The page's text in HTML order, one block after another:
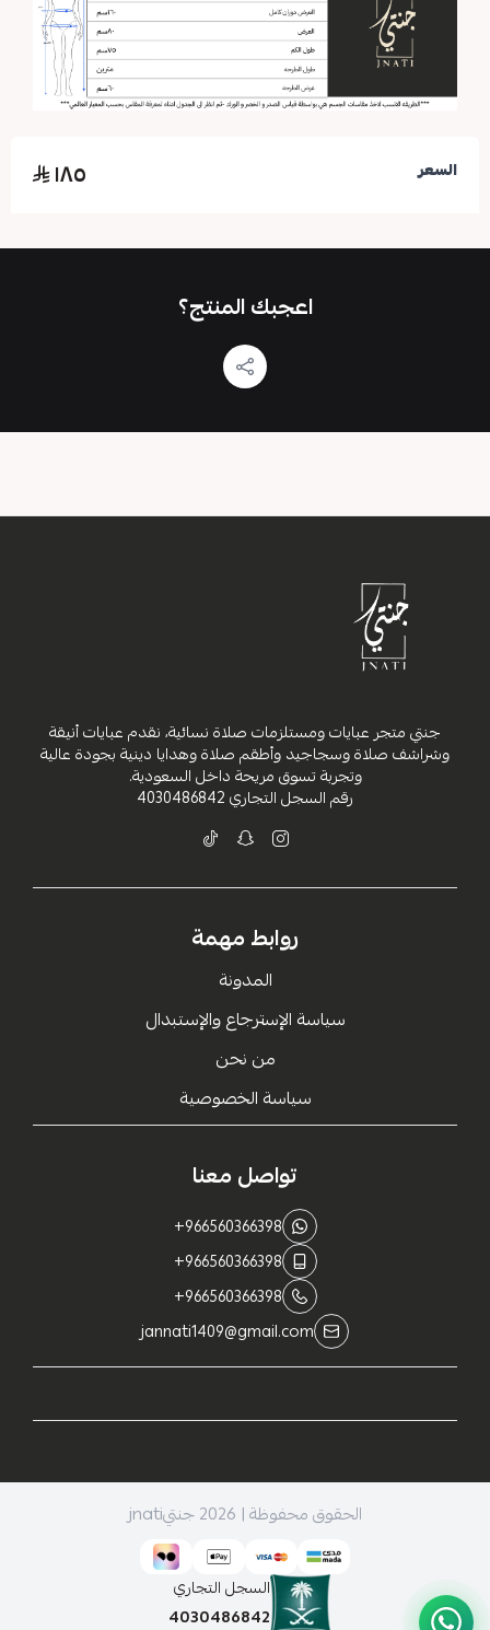
السعر ١٨٥
اعجبك المنتج؟
جنتي متجر عبايات ومستلزمات صلاة نسائية، نقدم عبايات أنيقة
وشراشف صلاة وسجاجيد وأطقم صلاة وهدايا دينية بجودة عالية
وتجربة تسوق مريحة داخل السعودية.
رقم السجل التجاري4030486842
روابط مهمة
المدونة
سياسة الإسترجاع والإستبدال
من نحن
سياسة الخصوصية
تواصل معنا
+966560366398
+966560366398
+966560366398
jannati1409@gmail.com
الحقوق محفوظة | 2026 جنتيjnati
السجل التجاري
4030486842